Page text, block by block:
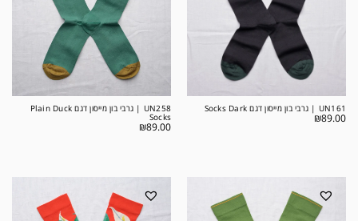
UN161 | גרבי בון מייסון דגם Socks Dark
₪89.00
UN258 | גרבי בון מייסון דגם Plain Duck
Socks
₪89.00